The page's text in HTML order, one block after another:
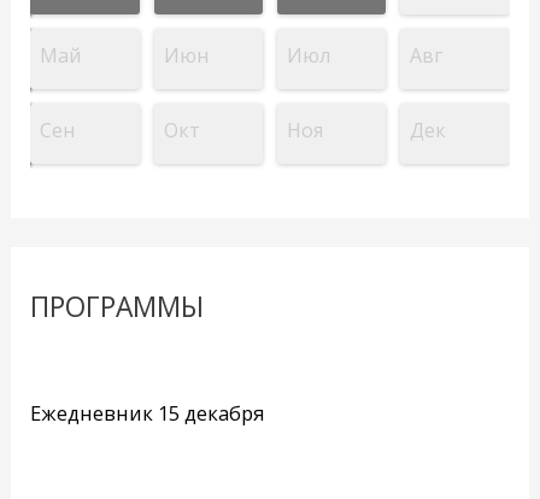
Май Июн Июл Авг
Сен Окт Ноя Дек
ПРОГРАММЫ
Ежедневник 15 декабря